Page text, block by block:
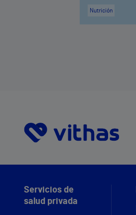
Nutrición
Servicios de
salud privada